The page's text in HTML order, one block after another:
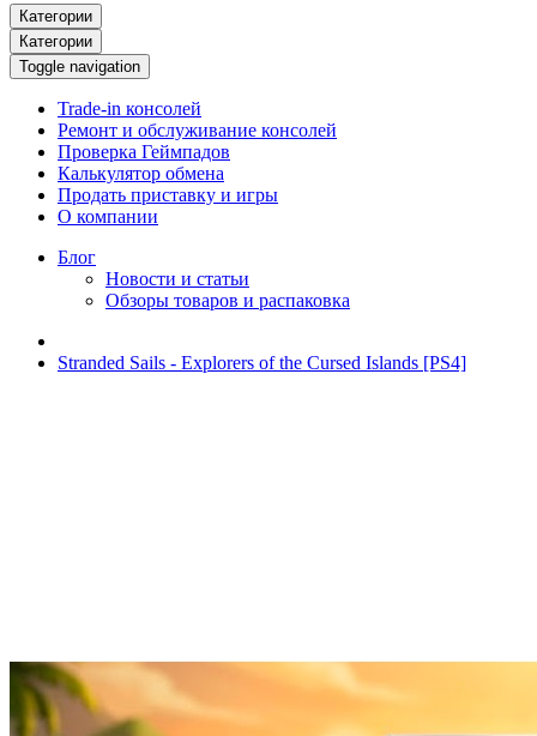
Категории
Категории
Toggle navigation
Trade-in консолей
Ремонт и обслуживание консолей
Проверка Геймпадов
Калькулятор обмена
Продать приставку и игры
О компании
Блог
Новости и статьи
Обзоры товаров и распаковка
Stranded Sails - Explorers of the Cursed Islands [PS4]